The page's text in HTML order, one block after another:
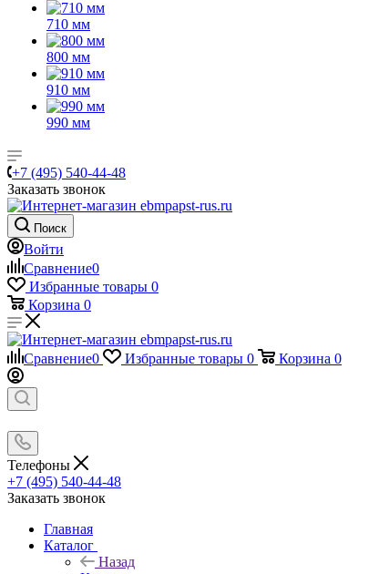
710 мм
800 мм
910 мм
990 мм
+7 (495) 540-44-48
Заказать звонок
Поиск
Войти
Сравнение0
Избранные товары 0
Корзина 0
Сравнение0 Избранные товары 0 Корзина 0
Телефоны
+7 (495) 540-44-48
Заказать звонок
Главная
Каталог
Назад